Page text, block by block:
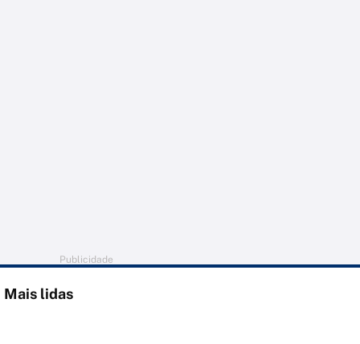
Publicidade
Mais lidas